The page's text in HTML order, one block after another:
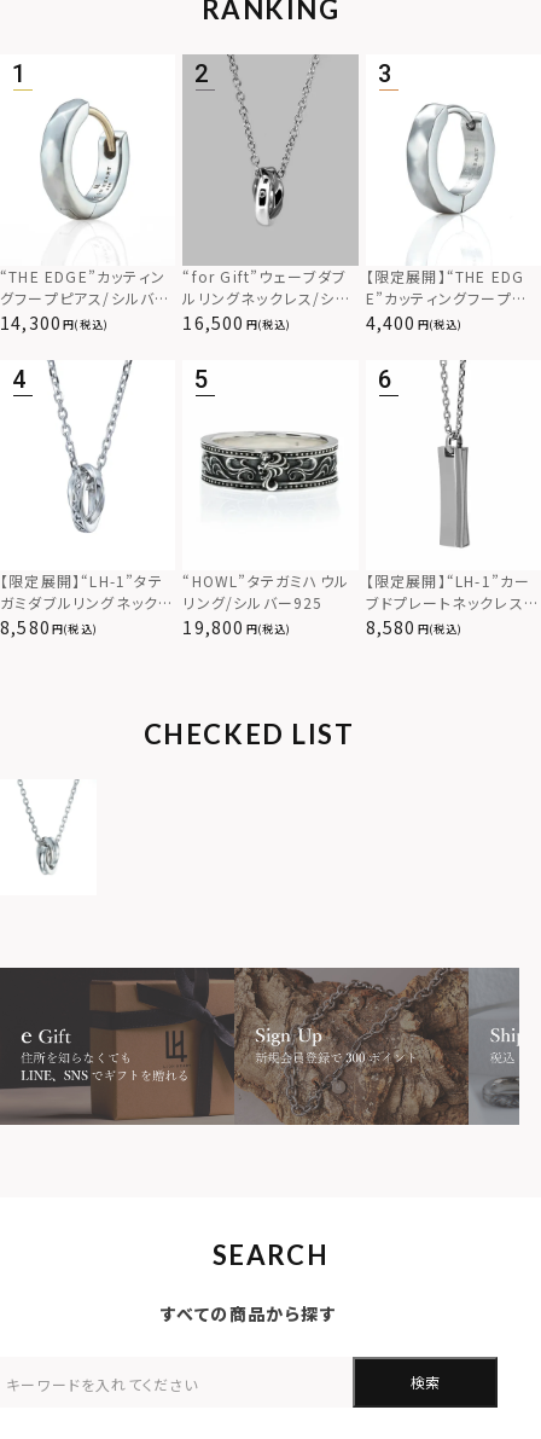
RANKING
“THE EDGE”カッティン
グフープピアス/シルバー
925
14,300 (税込)
“for Gift”ウェーブダブ
ルリングネックレス/シル
バー×ブラック/シルバー
16,500 (税込)
【限定展開】“THE EDG
E”カッティングフープピ
アス/サージカルステンレ
4,400 (税込)
【限定展開】“LH-1”タテ
ガミダブルリングネックレ
ス（ツイスト/シルバー）/
8,580 (税込)
“HOWL”タテガミハウル
リング/シルバー925
19,800 (税込)
【限定展開】“LH-1”カー
ブドプレートネックレス/
サージカルステンレス（金
8,580 (税込)
CHECKED LIST
SEARCH
すべての商品から探す
検索